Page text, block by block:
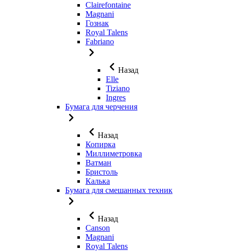
Clairefontaine
Magnani
Гознак
Royal Talens
Fabriano
Назад
Elle
Tiziano
Ingres
Бумага для черчения
Назад
Копирка
Миллиметровка
Ватман
Бристоль
Калька
Бумага для смешанных техник
Назад
Canson
Magnani
Royal Talens